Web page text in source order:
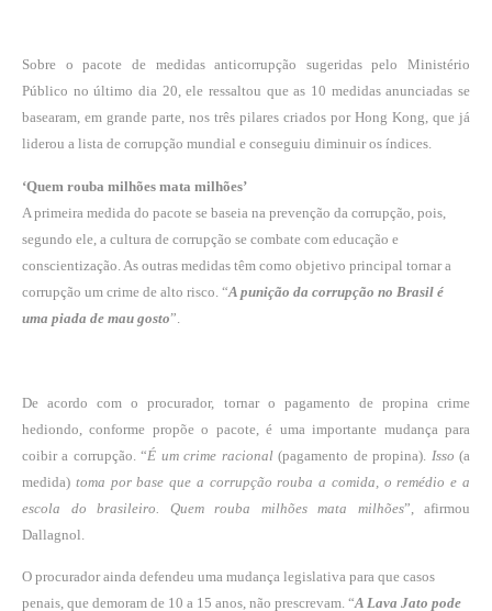
Sobre opacote de medidas anticorrupção sugeridas pelo Ministério
Público no último dia 20, ele ressaltou que as 10 medidas anunciadas se
basearam, em grande parte, nos três pilares criados por Hong Kong, que já
liderou a lista de corrupção mundial e conseguiu diminuir os índices.
‘Quem rouba milhões mata milhões’
A primeira medida do pacote se baseia na prevenção da corrupção, pois,
segundo ele, a cultura de corrupção se combate com educação e
conscientização. As outras medidas têm como objetivo principal tornar a
corrupção um crime de alto risco. “A punição da corrupção no Brasil é
uma piada de mau gosto”.
De acordo com o procurador, tornar o pagamento de propina crime
hediondo, conforme propõe o pacote, é uma importante mudança para
coibir a corrupção. “É um crime racional(pagamento de propina). Isso (a
medida) toma por base que a corrupção rouba a comida, o remédio e a
escola do brasileiro. Quem rouba milhões mata milhões”, afirmou
Dallagnol.
O procurador ainda defendeu uma mudança legislativa para que casos
penais, que demoram de 10 a 15 anos, não prescrevam. “A Lava Jato pode